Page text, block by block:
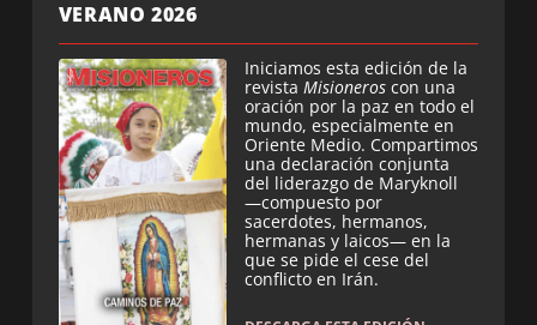
VERANO 2026
Iniciamos esta edición de la
revista Misioneros con una
oración por la paz en todo el
mundo, especialmente en
Oriente Medio. Compartimos
una declaración conjunta
del liderazgo de Maryknoll
—compuesto por
sacerdotes, hermanos,
hermanas y laicos— en la
que se pide el cese del
conflicto en Irán.